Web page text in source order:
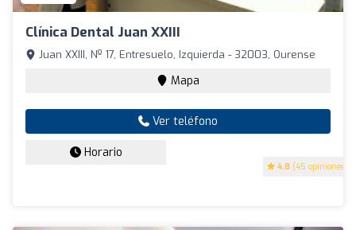
Clínica Dental Juan XXIII
4.8 (45 opiniones)
Juan XXIII, Nº 17, Entresuelo, Izquierda - 32003, Ourense
Mapa
Ver teléfono
Horario